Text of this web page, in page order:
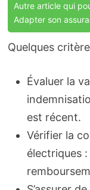
Autre article qui
Adapter son
Quelques
Évaluer la
est récent.
Vérifier la
électriques